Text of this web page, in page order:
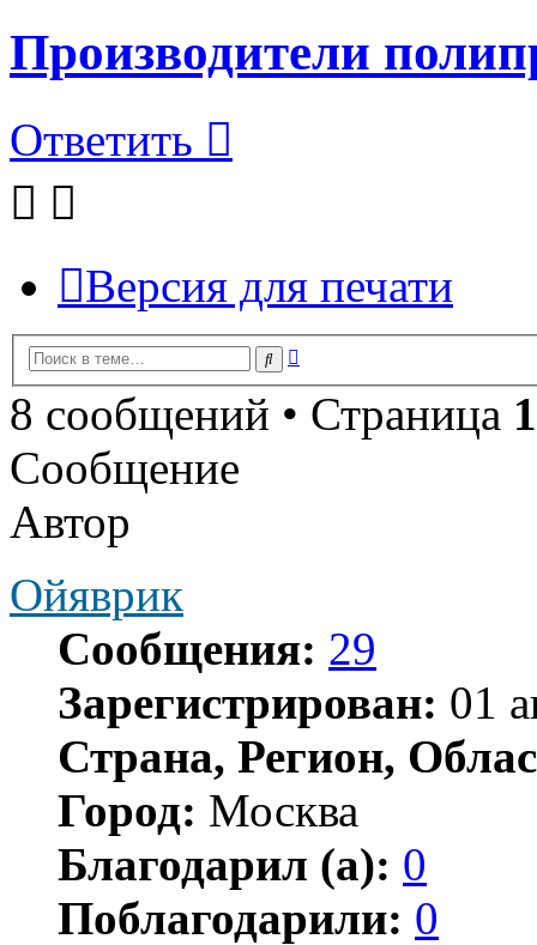
Производители
Ответить
Версия для печати
Поиск
8 сообщений • Страница 1
Сообщение
Автор
Ойяврик
Сообщения: 29
Зарегистрирован: 01
Страна, Регион,
Город: Москва
Благодарил (а): 0
Поблагодарили: 0